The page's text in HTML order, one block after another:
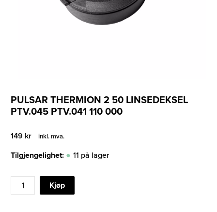
PULSAR THERMION 2 50 LINSEDEKSEL
PTV.045 PTV.041 110 000
149 kr inkl. mva.
Tilgjengelighet: 11 på lager
PULSAR
THERMION
Kjøp